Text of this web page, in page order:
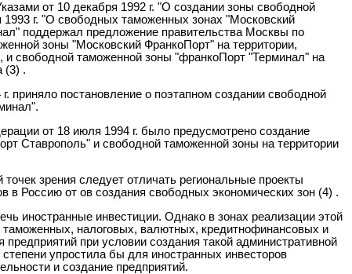
от 10 декабря 1992 г. "О создании зоны свободной
г. "О свободных таможенных зонах "Московский
поддержал предложение правительства Москвы по
зоны "Московский ФранкоПорт" на территории,
и свободной таможенной зоны "франкоПорт "Терминал" на
(3) .
приняло постановление о поэтапном создании свободной
от 18 июля 1994 г. было предусмотрено создание
Ставрополь" и свободной таможенной зоны на территории
зрения следует отличать региональные проекты
в Россию от ов создания свободных экономических зон (4) .
иностранные инвестиции. Однако в зонах реализации этой
налоговых, валютных, кредитнофинансовых и
при условии создания такой административной
упростила бы для иностранных инвесторов
и создание предприятий.